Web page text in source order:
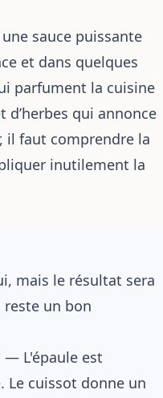
sauce puissante
et dans quelques
parfument la cuisine
d’herbes qui annonce
il faut comprendre la
inutilement la
mais le résultat sera
un bon
— L'épaule est
Le cuissot donne un